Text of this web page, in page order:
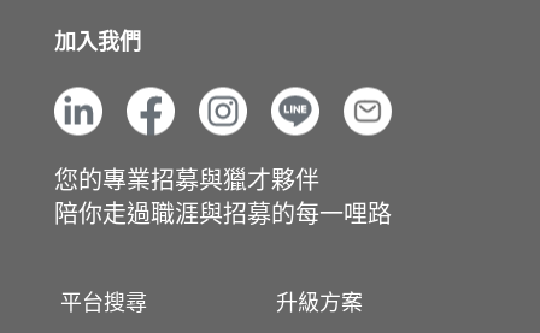
加入我們
您的專業招募與獵才夥伴
陪你走過職涯與招募的每一哩路
平台搜尋 升級方案